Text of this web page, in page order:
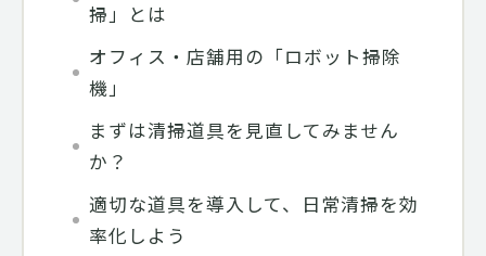
掃」とは
オフィス・店舗用の「ロボット掃除
機」
まずは清掃道具を見直してみません
か？
適切な道具を導入して、日常清掃を効
率化しよう